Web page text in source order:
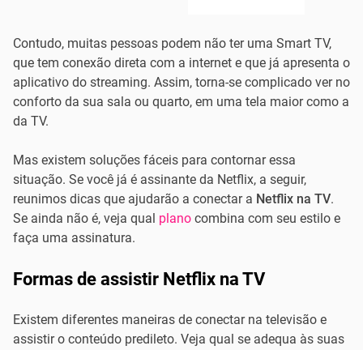
Contudo, muitas pessoas podem não ter uma Smart TV,
que tem conexão direta com a internet e que já apresenta o
aplicativo do streaming. Assim, torna-se complicado ver no
conforto da sua sala ou quarto, em uma tela maior como a
da TV.
Mas existem soluções fáceis para contornar essa
situação. Se você já é assinante da Netflix, a seguir,
reunimos dicas que ajudarão a conectar a Netflix na TV.
Se ainda não é, veja qual plano combina com seu estilo e
faça uma assinatura.
Formas de assistir Netflix na TV
Existem diferentes maneiras de conectar na televisão e
assistir o conteúdo predileto. Veja qual se adequa às suas